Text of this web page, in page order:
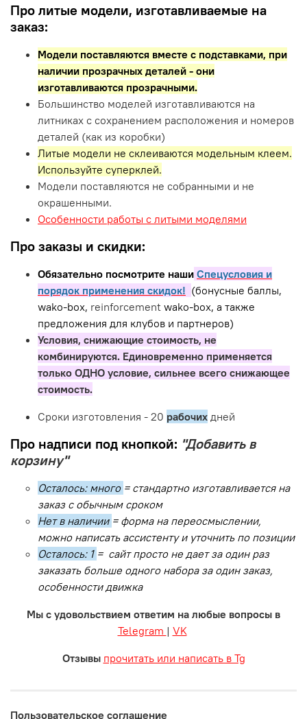
Про литые модели, изготавливаемые на
заказ:
Модели поставляются вместе с подставками, при
наличии прозрачных деталей - они
изготавливаются прозрачными.
Большинство моделей изготавливаются на
литниках с сохранением расположения и номеров
деталей (как из коробки)
Литые модели не склеиваются модельным клеем.
Используйте суперклей.
Модели поставляются не собранными и не
окрашенными.
Особенности работы с литыми моделями
Про заказы и скидки:
Обязательно посмотрите наши Спецусловия и
порядок применения скидок! (бонусные баллы,
wako-box, reinforcement wako-box, а также
предложения для клубов и партнеров)
Условия, снижающие стоимость, не
комбинируются. Единовременно применяется
только ОДНО условие, сильнее всего снижающее
стоимость.
Сроки изготовления - 20 рабочих дней
Про надписи под кнопкой: "Добавить в
корзину"
Осталось: много = стандартно изготавливается на
заказ с обычным сроком
Нет в наличии = форма на переосмыслении,
можно написать ассистенту и уточнить по позиции
Осталось: 1 = сайт просто не дает за один раз
заказать больше одного набора за один заказ,
особенности движка
Мы с удовольствием ответим на любые вопросы в
Telegram | VK
Отзывы прочитать или написать в Tg
Пользовательское соглашение